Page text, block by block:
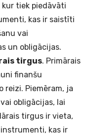
tiek piedāvāti
kas ir saistīti
vai
un obligācijas.
tirgus. Primārais
finanšu
reizi. Piemēram, ja
obligācijas, lai
tirgus ir vieta,
kas ir